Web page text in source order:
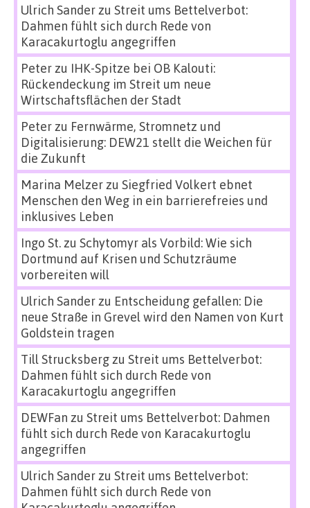
Ulrich Sanderzu Streit ums Bettelverbot:
Dahmen fühlt sich durch Rede von
Karacakurtoglu angegriffen
Peterzu IHK-Spitze bei OB Kalouti:
Rückendeckung im Streit um neue
Wirtschaftsflächen der Stadt
Peterzu Fernwärme, Stromnetz und
Digitalisierung: DEW21 stellt die Weichen für
die Zukunft
Marina Melzerzu Siegfried Volkert ebnet
Menschen den Weg in ein barrierefreies und
inklusives Leben
Ingo St.zu Schytomyr als Vorbild: Wie sich
Dortmund auf Krisen und Schutzräume
vorbereiten will
Ulrich Sanderzu Entscheidung gefallen: Die
neue Straße in Grevel wird den Namen von Kurt
Goldstein tragen
Till Strucksbergzu Streit ums Bettelverbot:
Dahmen fühlt sich durch Rede von
Karacakurtoglu angegriffen
DEWFan zu Streit ums Bettelverbot: Dahmen
fühlt sich durch Rede von Karacakurtoglu
angegriffen
Ulrich Sanderzu Streit ums Bettelverbot:
Dahmen fühlt sich durch Rede von